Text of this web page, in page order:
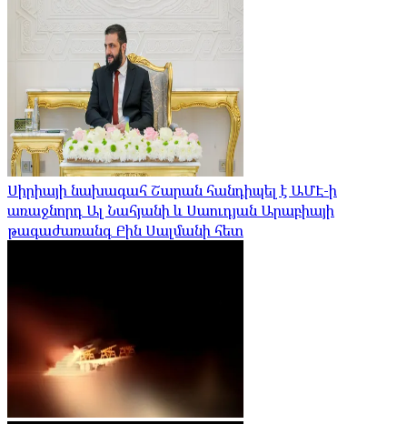
Սիրիայի նախագահ Շարան հանդիպել է ԱՄԷ-ի
առաջնորդ Ալ Նահյանի և Սաուդյան Արաբիայի
թագաժառանգ Բին Սալմանի հետ